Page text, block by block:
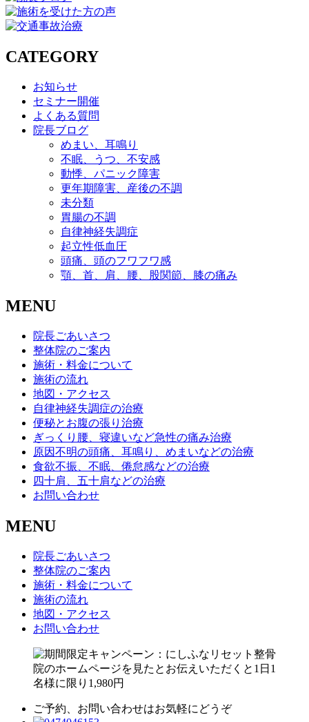
CATEGORY
お知らせ
セミナー開催
よくある質問
院長ブログ
めまい、耳鳴り
不眠、うつ、不安感
動悸、パニック障害
更年期障害、産後の不調
未分類
胃腸の不調
自律神経失調症
起立性低血圧
頭痛、頭のフワフワ感
顎、首、肩、腰、股関節、膝の痛み
MENU
院長ごあいさつ
整体院のご案内
施術・料金について
施術の流れ
地図・アクセス
自律神経失調症の治療
便秘とお腹の張り治療
ぎっくり腰、寝違いなど急性の痛み治療
原因不明の頭痛、耳鳴り、めまいなどの治療
食欲不振、不眠、倦怠感などの治療
四十肩、五十肩などの治療
お問い合わせ
MENU
院長ごあいさつ
整体院のご案内
施術・料金について
施術の流れ
地図・アクセス
お問い合わせ
ご予約、お問い合わせはお気軽にどうぞ